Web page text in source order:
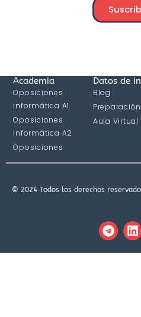
Academia
Oposiciones
informática A1
Oposiciones
informática A2
Oposiciones
informática C1
Datos de
Blog
Preparación
Aula Virtual
© 2024 Todos los derechos
T
e
l
L
i
n